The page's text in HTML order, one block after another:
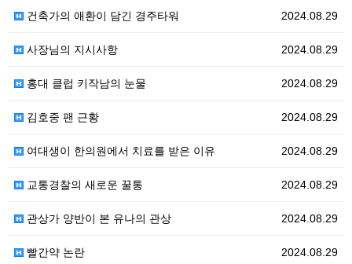
2024.08.29
건축가의 애환이 담긴 경주타워
2024.08.29
사장님의 지시사항
2024.08.29
홍대 클럽 키작남의 눈물
2024.08.29
김호중 팬 근황
2024.08.29
여대생이 한의원에서 치료를 받은 이유
2024.08.29
교통경찰의 새로운 꿀통
2024.08.29
관상가 양반이 본 유나의 관상
2024.08.29
빨간약 논란